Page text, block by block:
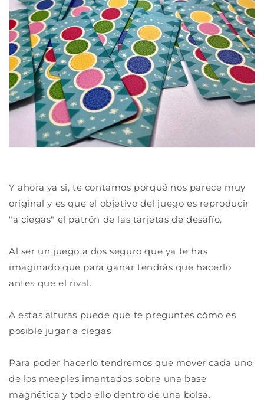
Y ahora ya si, te contamos porqué nos parece muy
original y es que el objetivo del juego es reproducir
"a ciegas" el patrón de las tarjetas de desafío.
Al ser un juego a dos seguro que ya te has
imaginado que para ganar tendrás que hacerlo
antes que el rival.
A estas alturas puede que te preguntes cómo es
posible jugar a ciegas
Para poder hacerlo tendremos que mover cada uno
de los meeples imantados sobre una base
magnética y todo ello dentro de una bolsa.